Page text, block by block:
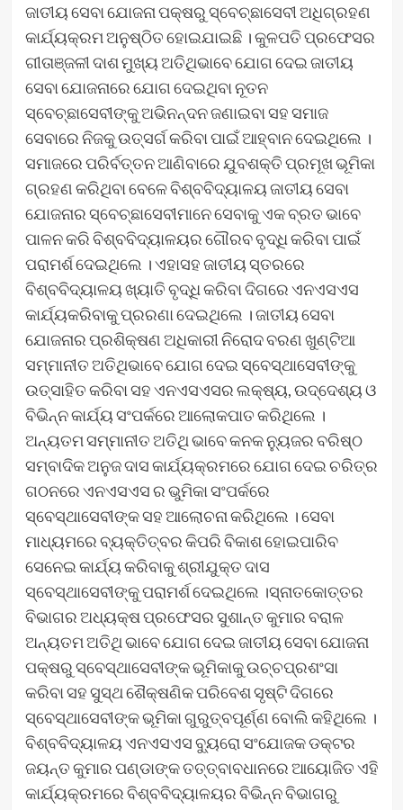
ଜାତୀୟ ସେବା ଯୋଜନା ପକ୍ଷରୁ ସ୍ବେଚ୍ଛାସେବୀ ଅଧିଗ୍ରହଣ
କାର୍ଯ୍ୟକ୍ରମ ଅନୁଷ୍ଠିତ ହୋଇଯାଇଛି । କୁଳପତି ପ୍ରଫେସର
ଗୀତାଞ୍ଜଳୀ ଦାଶ ମୁଖ୍ୟ ଅତିଥିଭାବେ ଯୋଗ ଦେଇ ଜାତୀୟ
ସେବା ଯୋଜନାରେ ଯୋଗ ଦେଇଥିବା ନୂତନ
ସ୍ବେଚ୍ଛାସେବୀଙ୍କୁ ଅଭିନନ୍ଦନ ଜଣାଇବା ସହ ସମାଜ
ସେବାରେ ନିଜକୁ ଉତ୍ସର୍ଗ କରିବା ପାଇଁ ଆହ୍ବାନ ଦେଇଥିଲେ ।
ସମାଜରେ ପରିର୍ବତ୍ତନ ଆଣିବାରେ ଯୁବଶକ୍ତି ପ୍ରମୂଖ ଭୂମିକା
ଗ୍ରହଣ କରିଥିବା ବେଳେ ବିଶ୍ବବିଦ୍ୟାଳୟ ଜାତୀୟ ସେବା
ଯୋଜନାର ସ୍ବେଚ୍ଛାସେବୀମାନେ ସେବାକୁ ଏକ ବ୍ରତ ଭାବେ
ପାଳନ କରି ବିଶ୍ବବିଦ୍ୟାଳୟର ଗୌରବ ବୃଦ୍ଧି କରିବା ପାଇଁ
ପରାମର୍ଶ ଦେଇଥିଲେ । ଏହାସହ ଜାତୀୟ ସ୍ତରରେ
ବିଶ୍ବବିଦ୍ୟାଳୟ ଖ୍ୟାତି ବୃଦ୍ଧି କରିବା ଦିଗରେ ଏନଏସଏସ
କାର୍ଯ୍ୟକରିବାକୁ ପ୍ରରଣା ଦେଇଥିଲେ । ଜାତୀୟ ସେବା
ଯୋଜନାର ପ୍ରଶିକ୍ଷଣ ଅଧିକାରୀ ନିରୋଦ ବରଣ ଖୁଣ୍ଟିଆ
ସମ୍ମାନୀତ ଅତିଥିଭାବେ ଯୋଗ ଦେଇ ସ୍ବେସ୍ଥାସେବୀଙ୍କୁ
ଉତ୍ସାହିତ କରିବା ସହ ଏନଏସଏସର ଲକ୍ଷ୍ୟ, ଉଦ୍ଦେଶ୍ୟ ଓ
ବିଭିନ୍ନ କାର୍ଯ୍ୟ ସଂପର୍କରେ ଆଲୋକପାତ କରିଥିଲେ ।
ଅନ୍ୟତମ ସମ୍ମାନୀତ ଅତିଥି ଭାବେ କନକ ନ୍ୟୁଜର ବରିଷ୍ଠ
ସମ୍ବାଦିକ ଅନୁଜ ଦାସ କାର୍ଯ୍ୟକ୍ରମରେ ଯୋଗ ଦେଇ ଚରିତ୍ର
ଗଠନରେ ଏନଏସଏସ ର ଭୁମିକା ସଂପର୍କରେ
ସ୍ବେସ୍ଥାସେବୀଙ୍କ ସହ ଆଲୋଚନା କରିଥିଲେ । ସେବା
ମାଧ୍ୟମରେ ବ୍ୟକ୍ତିତ୍ବର କିପରି ବିକାଶ ହୋଇପାରିବ
ସେନେଇ କାର୍ଯ୍ୟ କରିବାକୁ ଶ୍ରୀଯୁକ୍ତ ଦାସ
ସ୍ବେସ୍ଥାସେବୀଙ୍କୁ ପରାମର୍ଶ ଦେଇଥିଲେ ।ସ୍ନାତକୋତ୍ତର
ବିଭାଗର ଅଧ୍ୟକ୍ଷ ପ୍ରଫେସର ସୁଶାନ୍ତ କୁମାର ବରାଳ
ଅନ୍ୟତମ ଅତିଥି ଭାବେ ଯୋଗ ଦେଇ ଜାତୀୟ ସେବା ଯୋଜନା
ପକ୍ଷରୁ ସ୍ବେସ୍ଥାସେବୀଙ୍କ ଭୂମିକାକୁ ଉଚ୍ଚପ୍ରଶଂସା
କରିବା ସହ ସୁସ୍ଥ ଶୈକ୍ଷଣିକ ପରିବେଶ ସୃଷ୍ଟି ଦିଗରେ
ସ୍ବେସ୍ଥାସେବୀଙ୍କ ଭୂମିକା ଗୁରୁତ୍ବପୂର୍ଣ୍ଣ ବୋଲି କହିଥିଲେ ।
ବିଶ୍ବବିଦ୍ୟାଳୟ ଏନଏସଏସ ବ୍ୟୁରୋ ସଂଯୋଜକ ଡକ୍ଟର
ଜୟନ୍ତ କୁମାର ପଣ୍ଡାଙ୍କ ତତ୍ତ୍ବାବଧାନରେ ଆୟୋଜିତ ଏହି
କାର୍ଯ୍ୟକ୍ରମରେ ବିଶ୍ବବିଦ୍ୟାଳୟର ବିଭିନ୍ନ ବିଭାଗରୁ